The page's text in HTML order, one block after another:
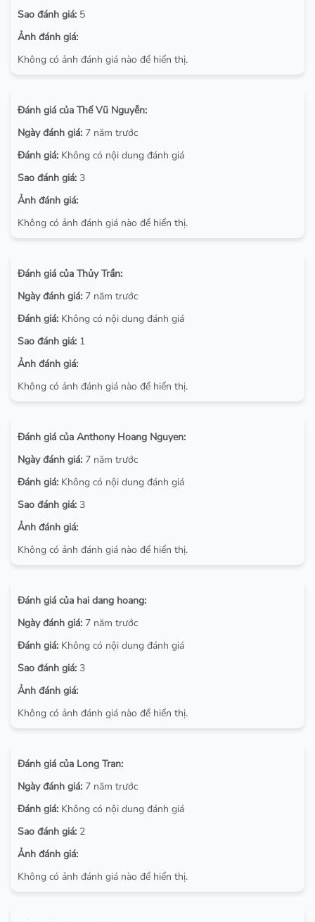
Sao đánh giá: 5
Ảnh đánh giá:
Không có ảnh đánh giá nào để hiển thị.
Đánh giá của Thế Vũ Nguyễn:
Ngày đánh giá: 7 năm trước
Đánh giá: Không có nội dung đánh giá
Sao đánh giá: 3
Ảnh đánh giá:
Không có ảnh đánh giá nào để hiển thị.
Đánh giá của Thủy Trần:
Ngày đánh giá: 7 năm trước
Đánh giá: Không có nội dung đánh giá
Sao đánh giá: 1
Ảnh đánh giá:
Không có ảnh đánh giá nào để hiển thị.
Đánh giá của Anthony Hoang Nguyen:
Ngày đánh giá: 7 năm trước
Đánh giá: Không có nội dung đánh giá
Sao đánh giá: 3
Ảnh đánh giá:
Không có ảnh đánh giá nào để hiển thị.
Đánh giá của hai dang hoang:
Ngày đánh giá: 7 năm trước
Đánh giá: Không có nội dung đánh giá
Sao đánh giá: 3
Ảnh đánh giá:
Không có ảnh đánh giá nào để hiển thị.
Đánh giá của Long Tran:
Ngày đánh giá: 7 năm trước
Đánh giá: Không có nội dung đánh giá
Sao đánh giá: 2
Ảnh đánh giá:
Không có ảnh đánh giá nào để hiển thị.